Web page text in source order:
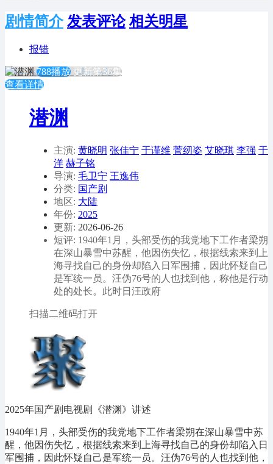
剧情简介 发表评论 相关明星
报错
788播放 更新第36集
查看详情
潜渊
主演: 黄晓明 张佳宁 于谨维 菅纫姿 艾晓琪 李强 于
洋 赫子铭
导演: 毛卫宁 王逸伟
分类: 国产剧
地区: 大陆
年份: 2025
更新: 2026-06-26
短评: 1940年1月，头部受伤的我党地下工作者梁朔
在深山暴雪中苏醒，他因伤失忆，根据线索来到上
海寻找自己的身份却陷入日军围捕，因此怀疑自己
是军统一员。汪伪76号的人也找到他，称他是行动
处的处长。此时日汪政府
扫描二维码打开
2025年国产剧电视剧《潜渊》讲述
1940年1月，头部受伤的我党地下工作者梁朔在深山暴雪中苏
醒，他因伤失忆，根据线索来到上海寻找自己的身份却陷入日
军围捕，因此怀疑自己是军统一员。汪伪76号的人也找到他，